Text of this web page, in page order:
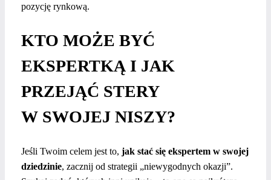
pozycję rynkową.
KTO MOŻE BYĆ
EKSPERTKĄ I JAK
PRZEJĄĆ STERY
W SWOJEJ NISZY?
Jeśli Twoim celem jest to, jak stać się ekspertem w swojej
dziedzinie, zacznij od strategii „niewygodnych okazji”.